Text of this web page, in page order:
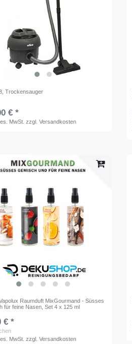
Trockensauger
€ *
MwSt. zzgl.Versandkosten
Raumduft MixGourmand - Süsses
für feine Nasen, Set 4 x 125 ml
€ *
MwSt. zzgl.Versandkosten